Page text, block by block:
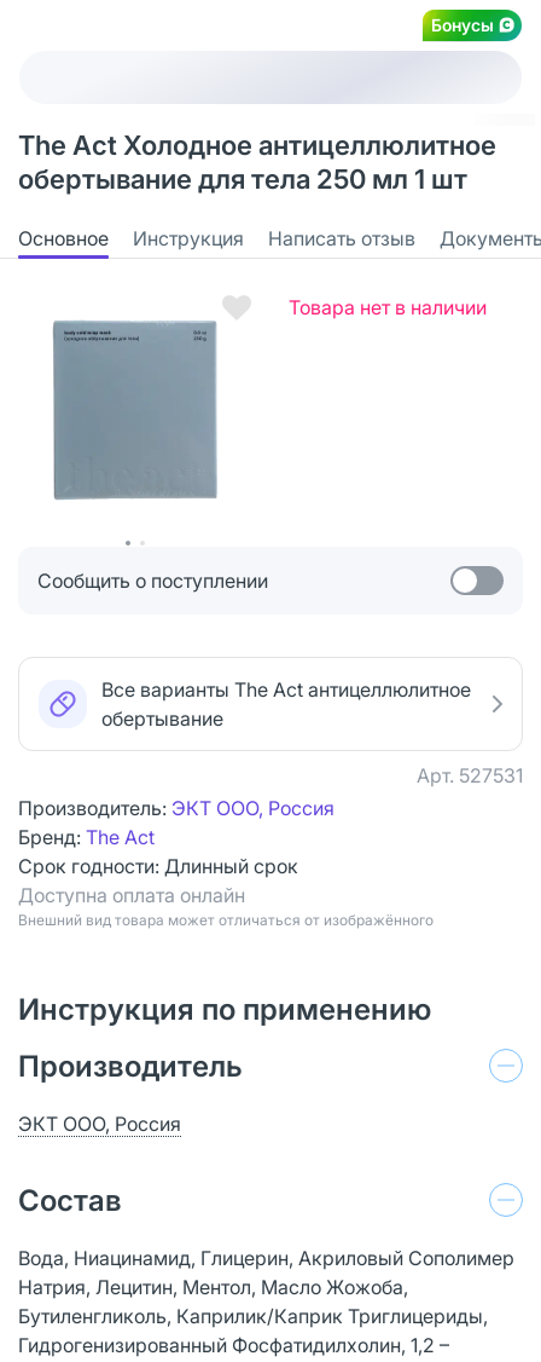
Бонусы
The Act Холодное антицеллюлитное
обертывание для тела 250 мл 1 шт
Основное Инструкция Написать отзыв
Товара нет в наличии
Сообщить о поступлении
Все варианты The Act антицеллюлитное
обертывание
Арт. 527531
Производитель: ЭКТ ООО, Россия
Бренд: The Act
Срок годности: Длинный срок
Доступна оплата онлайн
Bнешний вид товара может отличаться от изображённого
Инструкция по применению
Производитель
ЭКТ ООО, Россия
Состав
Вода, Ниацинамид, Глицерин, Акриловый Сополимер
Натрия, Лецитин, Ментол, Масло Жожоба,
Бутиленгликоль, Каприлик/Каприк Триглицериды,
Гидрогенизированный Фосфатидилхолин, 1,2 –